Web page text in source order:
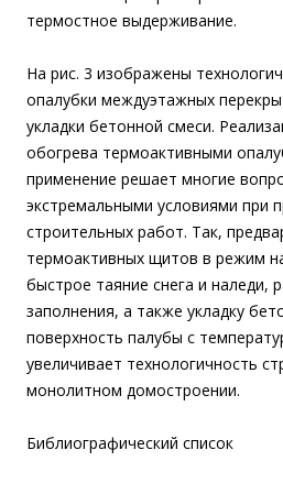
термостное выдерживание.
На рис. 3 изображены
опалубки междуэтажных
укладки бетонной смеси.
обогрева термоактивными
применение решает многие
экстремальными условиями при
строительных работ. Так,
термоактивных щитов в режим
быстрое таяние снега и наледи,
заполнения, а также укладку
поверхность палубы с
увеличивает технологичность
монолитном домостроении.
Библиографический список